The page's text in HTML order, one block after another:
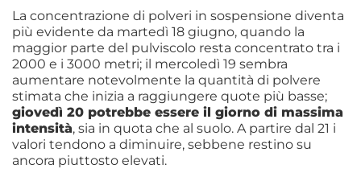
La concentrazione di polveri in sospensione diventa
più evidente da martedì 18 giugno, quando la
maggior parte del pulviscolo resta concentrato tra i
2000 e i 3000 metri; il mercoledì 19 sembra
aumentare notevolmente la quantità di polvere
stimata che inizia a raggiungere quote più basse;
giovedì 20 potrebbe essere il giorno di massima
intensità, sia in quota che al suolo. A partire dal 21 i
valori tendono a diminuire, sebbene restino su
ancora piuttosto elevati.